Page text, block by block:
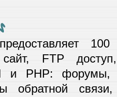
100
FTP
и PHP: форумы,
связи,